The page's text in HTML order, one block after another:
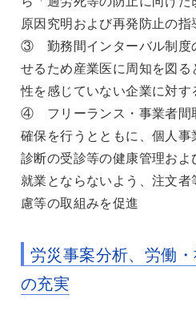
原因究明および再発防止の指
③ 勤務間インターバル制度
せるため産業医に周知を図
性を感じていない企業に対す
④ フリーランス・事業者間
確保を行うとともに、個人
診断の受診等の健康管理お
就業とならないよう、注文
慮等の取組みを促進
労災事案分析、労働
の充実